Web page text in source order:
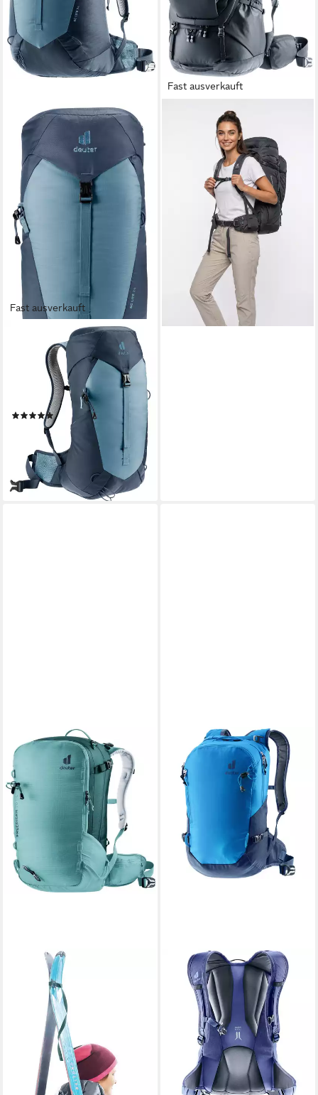
Fast ausverkauft
Wanderrucksack AC LITE 24
L, mit weit öffnender
Frontöffnung, federleicht, 24
(9)
ab 99,99 € UVP 110,00 €
lieferbar - in 2-3 Werktagen bei dir
Fast ausverkauft
Reiserucksack Voyager
60+10 SL (2-tlg), mit 60 Liter
Volumen und 10 Liter
Volumen Daypack
ab 252,99 €
UVP300,00 €
lieferbar - in 2-4 Werktagen bei dir
DEUTER
Rucksack Deuter Rucksack
Freecline 15 3305025
ab 96,95 €
lieferbar - in 3-4 Werktagen bei dir